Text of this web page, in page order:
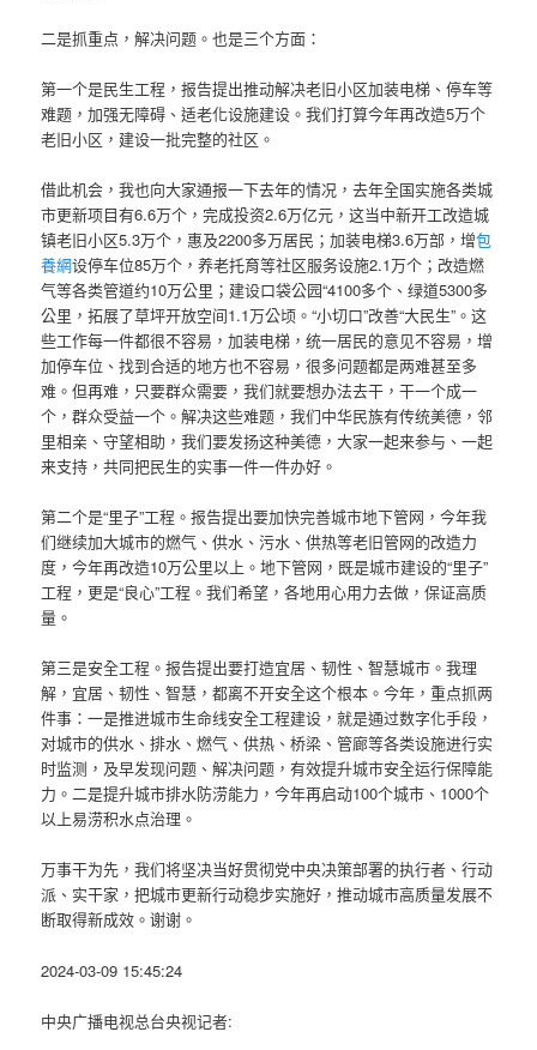
二是抓重点，解决问题。也是三个方面：
第一个是民生工程，报告提出推动解决老旧小区加装电梯、停车等
难题，加强无障碍、适老化设施建设。我们打算今年再改造5万个
老旧小区，建设一批完整的社区。
借此机会，我也向大家通报一下去年的情况，去年全国实施各类城
市更新项目有6.6万个，完成投资2.6万亿元，这当中新开工改造城
镇老旧小区5.3万个，惠及2200多万居民；加装电梯3.6万部，增包
養網设停车位85万个，养老托育等社区服务设施2.1万个；改造燃
气等各类管道约10万公里；建设口袋公园“4100多个、绿道5300多
公里，拓展了草坪开放空间1.1万公顷。“小切口”改善“大民生”。这
些工作每一件都很不容易，加装电梯，统一居民的意见不容易，增
加停车位、找到合适的地方也不容易，很多问题都是两难甚至多
难。但再难，只要群众需要，我们就要想办法去干，干一个成一
个，群众受益一个。解决这些难题，我们中华民族有传统美德，邻
里相亲、守望相助，我们要发扬这种美德，大家一起来参与、一起
来支持，共同把民生的实事一件一件办好。
第二个是“里子”工程。报告提出要加快完善城市地下管网，今年我
们继续加大城市的燃气、供水、污水、供热等老旧管网的改造力
度，今年再改造10万公里以上。地下管网，既是城市建设的“里子”
工程，更是“良心”工程。我们希望，各地用心用力去做，保证高质
量。
第三是安全工程。报告提出要打造宜居、韧性、智慧城市。我理
解，宜居、韧性、智慧，都离不开安全这个根本。今年，重点抓两
件事：一是推进城市生命线安全工程建设，就是通过数字化手段，
对城市的供水、排水、燃气、供热、桥梁、管廊等各类设施进行实
时监测，及早发现问题、解决问题，有效提升城市安全运行保障能
力。二是提升城市排水防涝能力，今年再启动100个城市、1000个
以上易涝积水点治理。
万事干为先，我们将坚决当好贯彻党中央决策部署的执行者、行动
派、实干家，把城市更新行动稳步实施好，推动城市高质量发展不
断取得新成效。谢谢。
2024-03-09 15:45:24
中央广播电视总台央视记者: